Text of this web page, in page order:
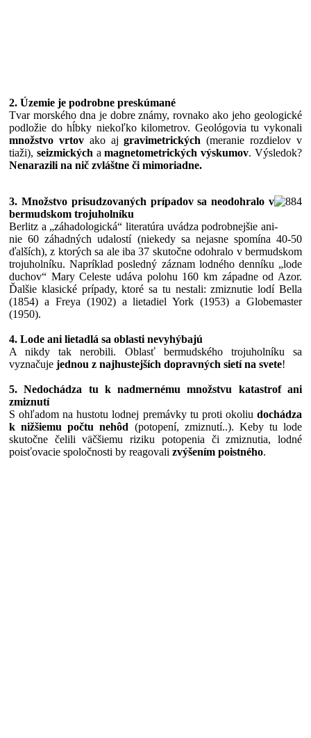
2. Územie je podrobne preskúmané
Tvar morského dna je dobre známy, rovnako ako jeho geologické
podložie do hĺbky niekoľko kilometrov. Geológovia tu vykonali
množstvo vrtovako ajgravimetrických (meranie rozdielov v
tiaži), seizmických amagnetometrických výskumov. Výsledok?
Nenarazili na nič zvláštne či mimoriadne.
-
3. Množstvo prisudzovaných prípadov sa neodohralo v
bermudskom trojuholníku
Berlitz a „záhadologická“ literatúra uvádza podrobnejšie ani
nie 60 záhadných udalostí (niekedy sa nejasne spomína 40-50
ďalších), z ktorých sa ale iba 37 skutočne odohralo v bermudskom
trojuholníku. Napríklad posledný záznam lodného denníku „lode
duchov“ Mary Celeste udáva polohu 160 km západne od Azor.
Ďalšie klasické prípady, ktoré sa tu nestali: zmiznutie lodí Bella
(1854) a Freya (1902) a lietadiel York (1953) a Globemaster
(1950).
4. Lode ani lietadlá sa oblasti nevyhýbajú
A nikdy tak nerobili. Oblasť bermudského trojuholníku sa
vyznačuje jednou z najhustejších dopravných sietí na svete!
5. Nedochádza tu k nadmernému množstvu katastrof ani
zmiznutí
S ohľadom na hustotu lodnej premávky tu proti okoliu dochádza
k nižšiemu počtu nehôd (potopení, zmiznutí..). Keby tu lode
skutočne čelili väčšiemu riziku potopenia či zmiznutia, lodné
poisťovacie spoločnosti by reagovali zvýšením poistného.